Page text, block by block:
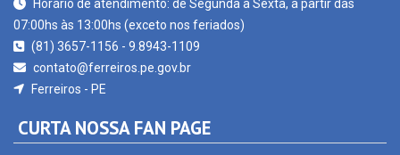
(81) 3657-1156 - 9.8943-1109
contato@ferreiros.pe.gov.br
Ferreiros - PE
CURTA NOSSA FAN PAGE